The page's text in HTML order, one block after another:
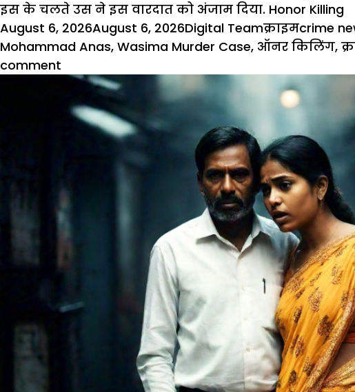
इस के चलते उस ने इस वारदात को अंजाम दिया. Honor Killing
Posted
on
August 6, 2026August 6, 2026Author
Digital TeamCategories
क्राइमTags
crime
Mohammad Anas, Wasima Murder Case, ऑनर किलिंग,
comment
Honor
Killing